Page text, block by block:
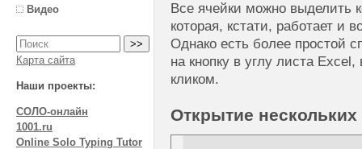
Видео
Карта сайта
Наши проекты:
СОЛО-онлайн
1001.ru
Online Solo Typing Tutor
Все ячейки можно выделить
которая, кстати, работает и
Однако есть более простой
на кнопку в углу листа
кликом.
Открытие